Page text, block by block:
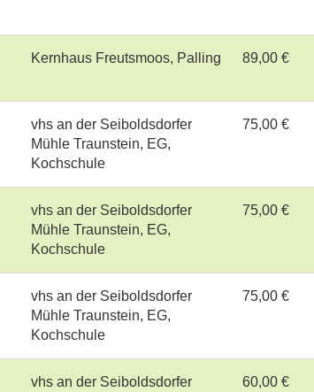
Kernhaus Freutsmoos, Palling 89,00 €
vhs an der Seiboldsdorfer
Mühle Traunstein, EG,
Kochschule
75,00 €
vhs an der Seiboldsdorfer
Mühle Traunstein, EG,
Kochschule
75,00 €
vhs an der Seiboldsdorfer
Mühle Traunstein, EG,
Kochschule
75,00 €
vhs an der Seiboldsdorfer
60,00 €